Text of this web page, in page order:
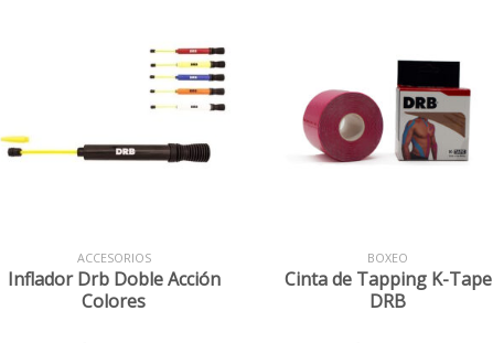
ACCESORIOS
Inflador Drb Doble Acción
Colores
BOXEO
Cinta de Tapping K-Tape
DRB